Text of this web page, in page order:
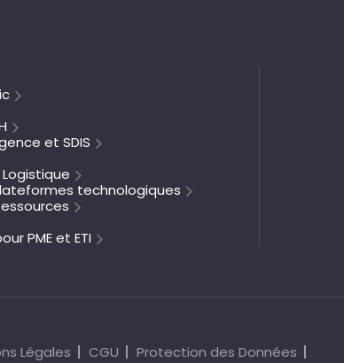
et SDIS
technologiques
PME et ETI
Légales CGU Protection des Données